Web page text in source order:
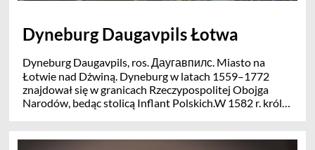
Dyneburg Daugavpils Łotwa
Dyneburg Daugavpils, ros. Даугавпилс. Miasto na
Łotwie nad Dżwiną. Dyneburg w latach 1559–1772
znajdował się w granicach Rzeczypospolitej Obojga
Narodów, bedąc stolicą Inflant Polskich.W 1582 r. król
jezuitów, będące pierwszą szkołą w regionie. Obok